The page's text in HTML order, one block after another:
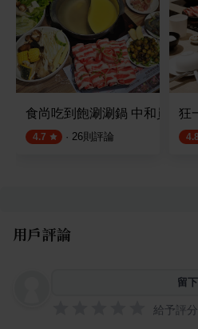
食尚吃到飽涮涮鍋 中和員山店
4.7 · 26則評論
狂
4.8
用戶評論
留
給予評分